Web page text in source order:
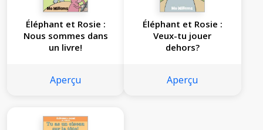
Éléphant et Rosie :
Nous sommes dans
un livre!
Aperçu
Éléphant et Rosie :
Veux-tu jouer
dehors?
Aperçu